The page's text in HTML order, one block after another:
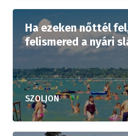
Ha ezeken nőttél
felismered a nyári
SZOLJON